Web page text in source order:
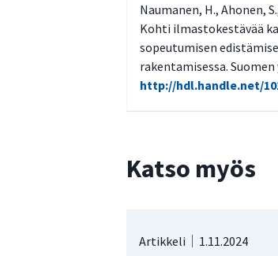
Naumanen, H., Ahonen,
Kohti ilmastokestävää
sopeutumisen
rakentamisessa.
http://hdl.handle.net/
Katso myös
Artikkeli 1.11.2024